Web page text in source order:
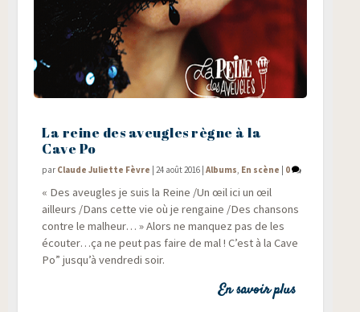
La reine des aveugles règne à la
Cave Po
par Claude Juliette Fèvre |24 août 2016 |Albums En scène | 0
« Des aveugles je suis la Reine /​Un œil ici un œil
ailleurs /​Dans cette vie où je ren­gaine /​Des chan­sons
contre le mal­heur… » Alors ne man­quez pas de les
écouter…ça ne peut pas faire de mal ! C’est à la Cave
Po” jus­qu’à ven­dre­di soir.
En savoir plus